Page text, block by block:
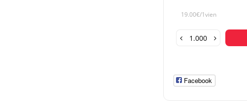
19.00€/1vien
Facebook